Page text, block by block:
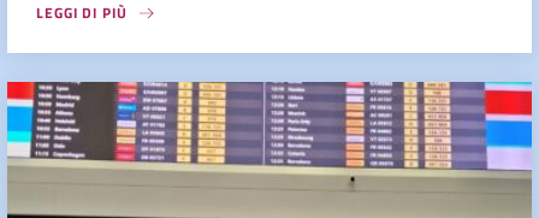
LEGGI DI PIÙ